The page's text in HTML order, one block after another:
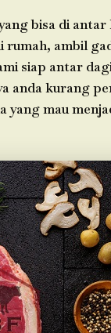
bisa di
ambil
siap antar
anda kurang
yang mau